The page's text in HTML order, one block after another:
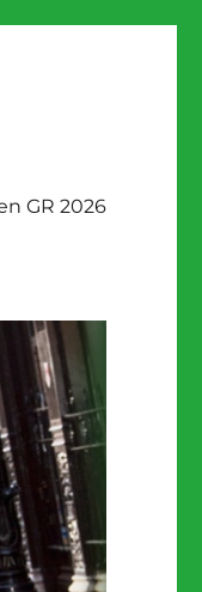
GR 2026